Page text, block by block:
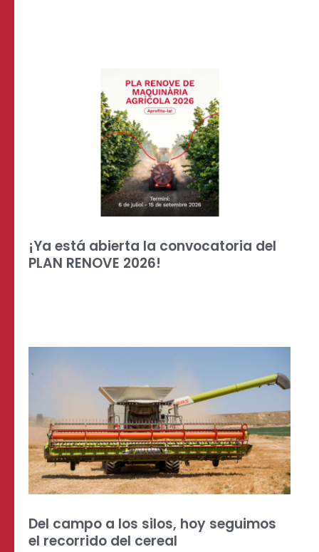
¡Ya está abierta la convocatoria del
PLAN RENOVE 2026!
Del campo a los silos, hoy seguimos
el recorrido del cereal